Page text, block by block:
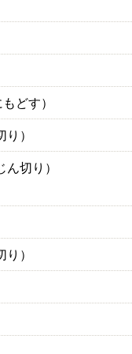
どす）
）
切り）
）